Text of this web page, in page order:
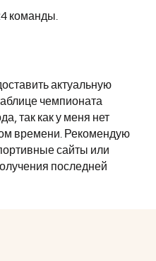
команды.
актуальную
чемпионата
так как у меня нет
времени. Рекомендую
сайты или
последней